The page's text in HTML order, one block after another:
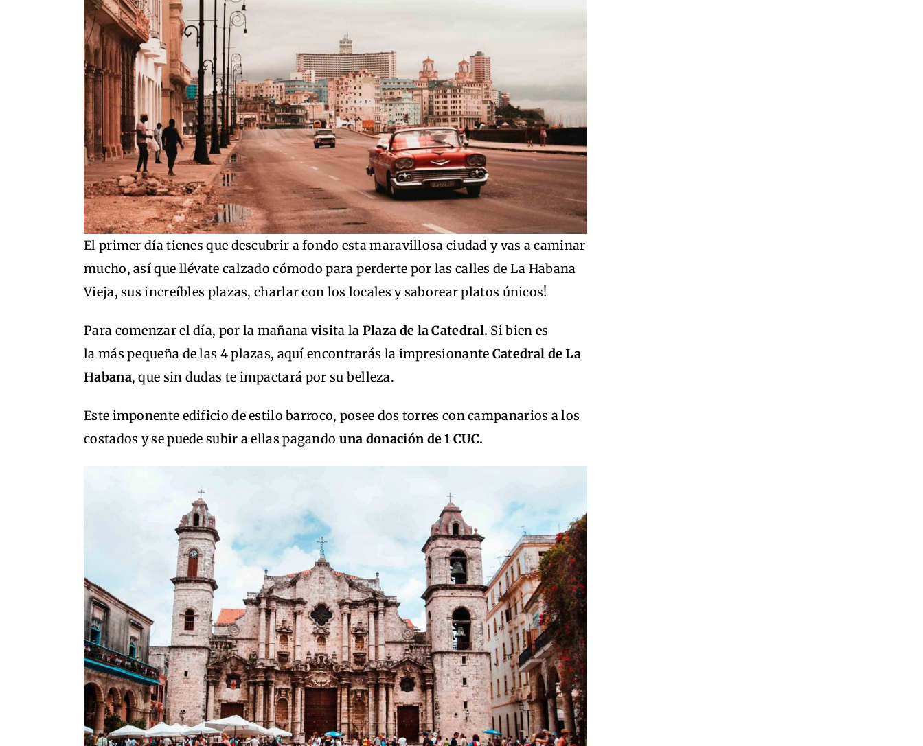
El primer día tienes que descubrir a fondo esta maravillosa ciudad y vas a caminar
mucho, así que llévate calzado cómodo para perderte por las calles de La Habana
Vieja, sus increíbles plazas, charlar con los locales y saborear platos únicos!
Para comenzar el día, por la mañana visita la Plaza de la Catedral. Si bien es
la más pequeña de las 4 plazas, aquí encontrarás la impresionante Catedral de La
Habana, que sin dudas te impactará por su belleza.
Este imponente edificio de estilo barroco, posee dos torres con campanarios a los
costados y se puede subir a ellas pagando una donación de 1 CUC.